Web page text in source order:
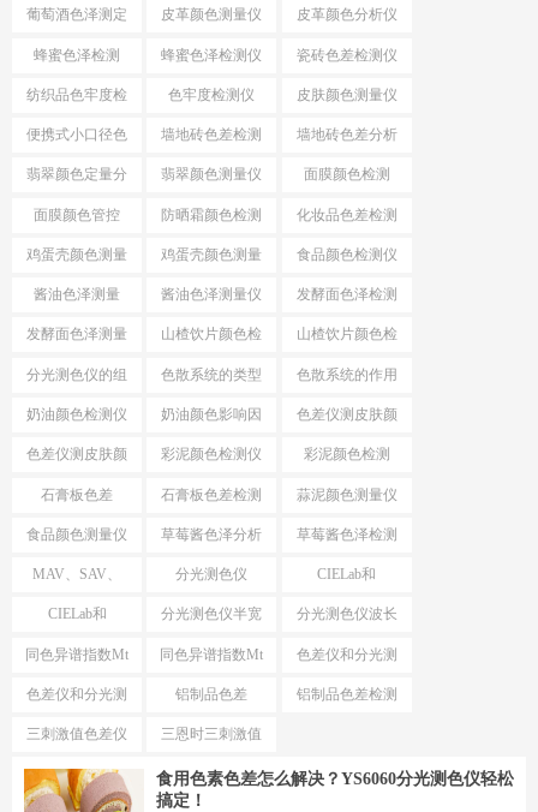
仪
葡萄酒色泽测定 皮革颜色测量仪 皮革颜色分析仪
蜂蜜色泽检测 蜂蜜色泽检测仪 瓷砖色差检测仪
纺织品色牢度检
测
色牢度检测仪 皮肤颜色测量仪
便携式小口径色
差仪
墙地砖色差检测
仪
墙地砖色差分析
仪
翡翠颜色定量分
析
翡翠颜色测量仪 面膜颜色检测
面膜颜色管控 防晒霜颜色检测
仪
化妆品色差检测
仪
鸡蛋壳颜色测量 鸡蛋壳颜色测量
仪
食品颜色检测仪
酱油色泽测量 酱油色泽测量仪 发酵面色泽检测
仪
发酵面色泽测量
仪
山楂饮片颜色检
测工具
山楂饮片颜色检
测仪器
分光测色仪的组
成
色散系统的类型 色散系统的作用
奶油颜色检测仪 奶油颜色影响因
素
色差仪测皮肤颜
色
色差仪测皮肤颜
色方法
彩泥颜色检测仪 彩泥颜色检测
石膏板色差 石膏板色差检测 蒜泥颜色测量仪
食品颜色测量仪 草莓酱色泽分析
仪
草莓酱色泽检测
仪
MAV、SAV、
SSAV区别
分光测色仪
MAV、SAV、
SSAV
CIELab和
HunterLab
CIELab和
HunterLab区别
分光测色仪半宽
带
分光测色仪波长
间隔
同色异谱指数Mt 同色异谱指数Mt
测试仪
色差仪和分光测
色仪区别
色差仪和分光测
色仪选择
铝制品色差 铝制品色差检测
三刺激值色差仪
优势
三恩时三刺激值
色差仪型号
食用色素色差怎么解决？YS6060分光测色仪轻松
搞定！